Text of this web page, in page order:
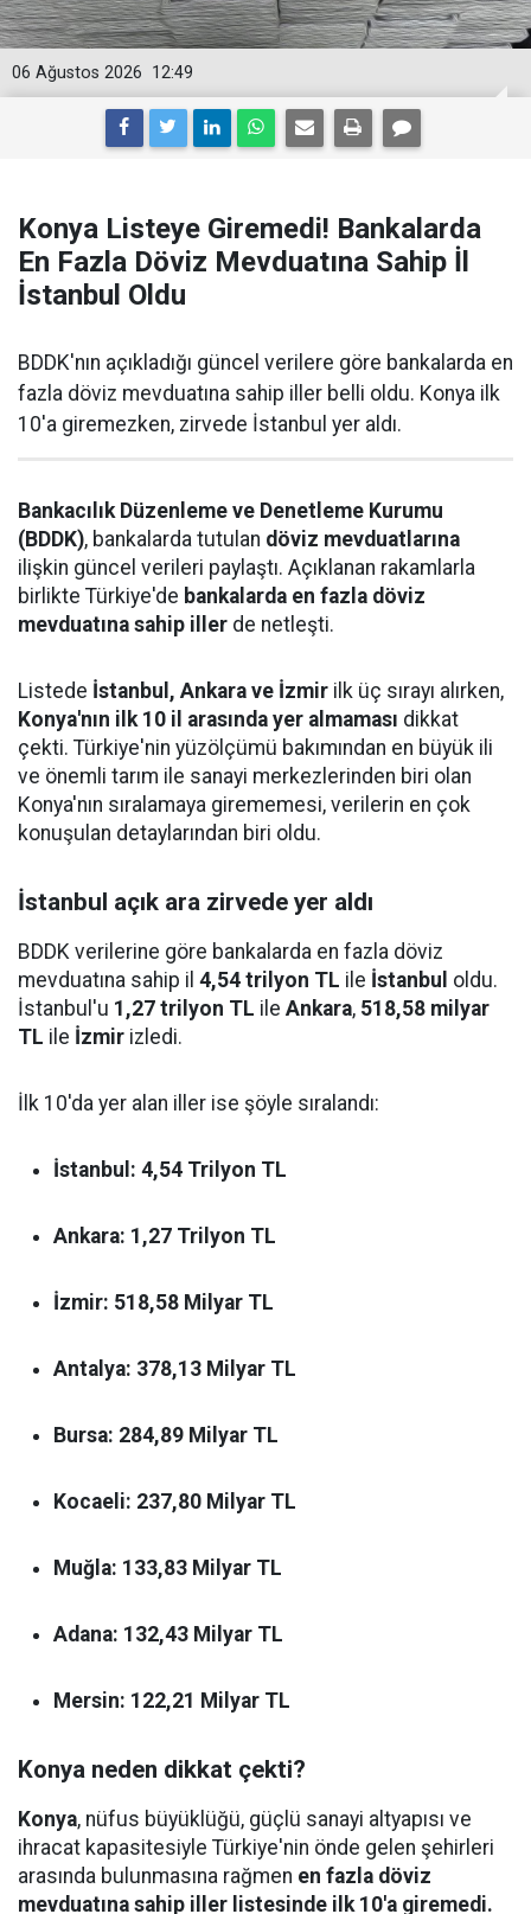
12:49
06 Ağustos 2026
Konya Listeye Giremedi! Bankalarda
En Fazla Döviz Mevduatına Sahip İl
İstanbul Oldu
BDDK'nın açıkladığı güncel verilere göre bankalarda en
fazla döviz mevduatına sahip iller belli oldu. Konya ilk
10'a giremezken, zirvede İstanbul yer aldı.
Bankacılık Düzenleme ve Denetleme Kurumu
(BDDK), bankalarda tutulan döviz mevduatlarına
ilişkin güncel verileri paylaştı. Açıklanan rakamlarla
birlikte Türkiye'de bankalarda en fazla döviz
mevduatına sahip iller de netleşti.
Listede İstanbul, Ankara ve İzmir ilk üç sırayı alırken,
Konya'nın ilk 10 il arasında yer almaması dikkat
çekti. Türkiye'nin yüzölçümü bakımından en büyük ili
ve önemli tarım ile sanayi merkezlerinden biri olan
Konya'nın sıralamaya girememesi, verilerin en çok
konuşulan detaylarından biri oldu.
İstanbul açık ara zirvede yer aldı
BDDK verilerine göre bankalarda en fazla döviz
mevduatına sahip il 4,54 trilyon TL ile İstanbul oldu.
İstanbul'u 1,27 trilyon TL ile Ankara, 518,58 milyar
TL ile İzmir izledi.
İlk 10'da yer alan iller ise şöyle sıralandı:
İstanbul: 4,54 Trilyon TL
Ankara: 1,27 Trilyon TL
İzmir: 518,58 Milyar TL
Antalya: 378,13 Milyar TL
Bursa: 284,89 Milyar TL
Kocaeli: 237,80 Milyar TL
Muğla: 133,83 Milyar TL
Adana: 132,43 Milyar TL
Mersin: 122,21 Milyar TL
Konya neden dikkat çekti?
Konya, nüfus büyüklüğü, güçlü sanayi altyapısı ve
ihracat kapasitesiyle Türkiye'nin önde gelen şehirleri
arasında bulunmasına rağmen en fazla döviz
mevduatına sahip iller listesinde ilk 10'a giremedi.